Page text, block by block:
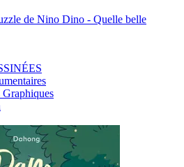
de Nino Dino - Quelle belle